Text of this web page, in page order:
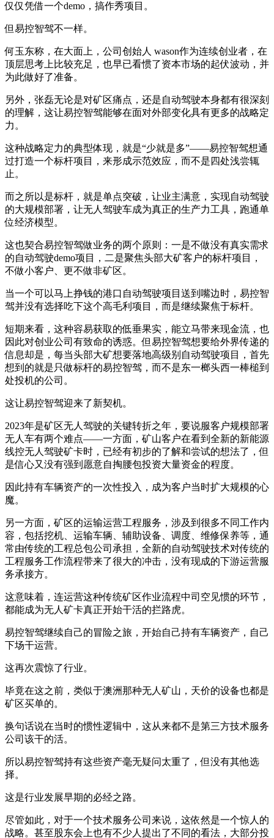
仅仅凭借一个demo，搞作秀项目。
但易控智驾不一样。
何玉东称，在大面上，公司创始人 wason作为连续创业者，在
顶层思考上比较充足，也早已看惯了资本市场的起伏波动，并
为此做好了准备。
另外，张磊无论是对矿区痛点，还是自动驾驶本身都有很深刻
的理解，这让易控智驾能够在面对外部变化具有更多的战略定
力。
这种战略定力的典型体现，就是“少就是多”——易控智驾想通
过打造一个标杆项目，来形成示范效应，而不是四处浅尝辄
止。
而之所以是标杆，就是单点突破，让业主满意，实现自动驾驶
的大规模部署，让无人驾驶车成为真正的生产力工具，跑通单
位经济模型。
这也契合易控智驾做业务的两个原则：一是不做没有真实需求
的自动驾驶demo项目，二是聚焦头部大矿客户的标杆项目，
不做小客户、更不做非矿区。
当一个可以马上挣钱的港口自动驾驶项目送到嘴边时，易控智
驾并没有选择吃下这个高毛利项目，而是继续聚焦于标杆。
短期来看，这种容易获取的低垂果实，能立马带来现金流，也
因此对创业公司有致命的诱惑。但易控智驾想要给外界传递的
信息却是，每当头部大矿想要落地高级别自动驾驶项目，首先
想到的就是只做标杆的易控智驾，而不是东一榔头西一棒槌到
处投机的公司。
这让易控智驾迎来了新契机。
2023年是矿区无人驾驶的关键转折之年，要说服客户规模部署
无人车有两个难点——一方面，矿山客户在看到全新的新能源
线控无人驾驶矿卡时，已经有初步的了解和尝试的想法了，但
是信心又没有强到愿意自掏腰包投资大量资金的程度。
因此持有车辆资产的一次性投入，成为客户当时扩大规模的心
魔。
另一方面，矿区的运输运营工程服务，涉及到很多不同工作内
容，包括挖机、运输车辆、辅助设备、调度、维修保养等，通
常由传统的工程总包公司承担，全新的自动驾驶技术对传统的
工程服务工作流程带来了很大的冲击，没有现成的下游运营服
务承接方。
这意味着，连运营这种传统矿区作业流程中司空见惯的环节，
都能成为无人矿卡真正开始干活的拦路虎。
易控智驾继续自己的冒险之旅，开始自己持有车辆资产，自己
下场干运营。
这再次震惊了行业。
毕竟在这之前，类似于澳洲那种无人矿山，天价的设备也都是
矿区买单的。
换句话说在当时的惯性逻辑中，这从来都不是第三方技术服务
公司该干的活。
所以易控智驾持有这些资产毫无疑问太重了，但没有其他选
择。
这是行业发展早期的必经之路。
尽管如此，对于一个技术服务公司来说，这依然是一个惊人的
战略。甚至股东会上也有不少人提出了不同的看法，大部分投